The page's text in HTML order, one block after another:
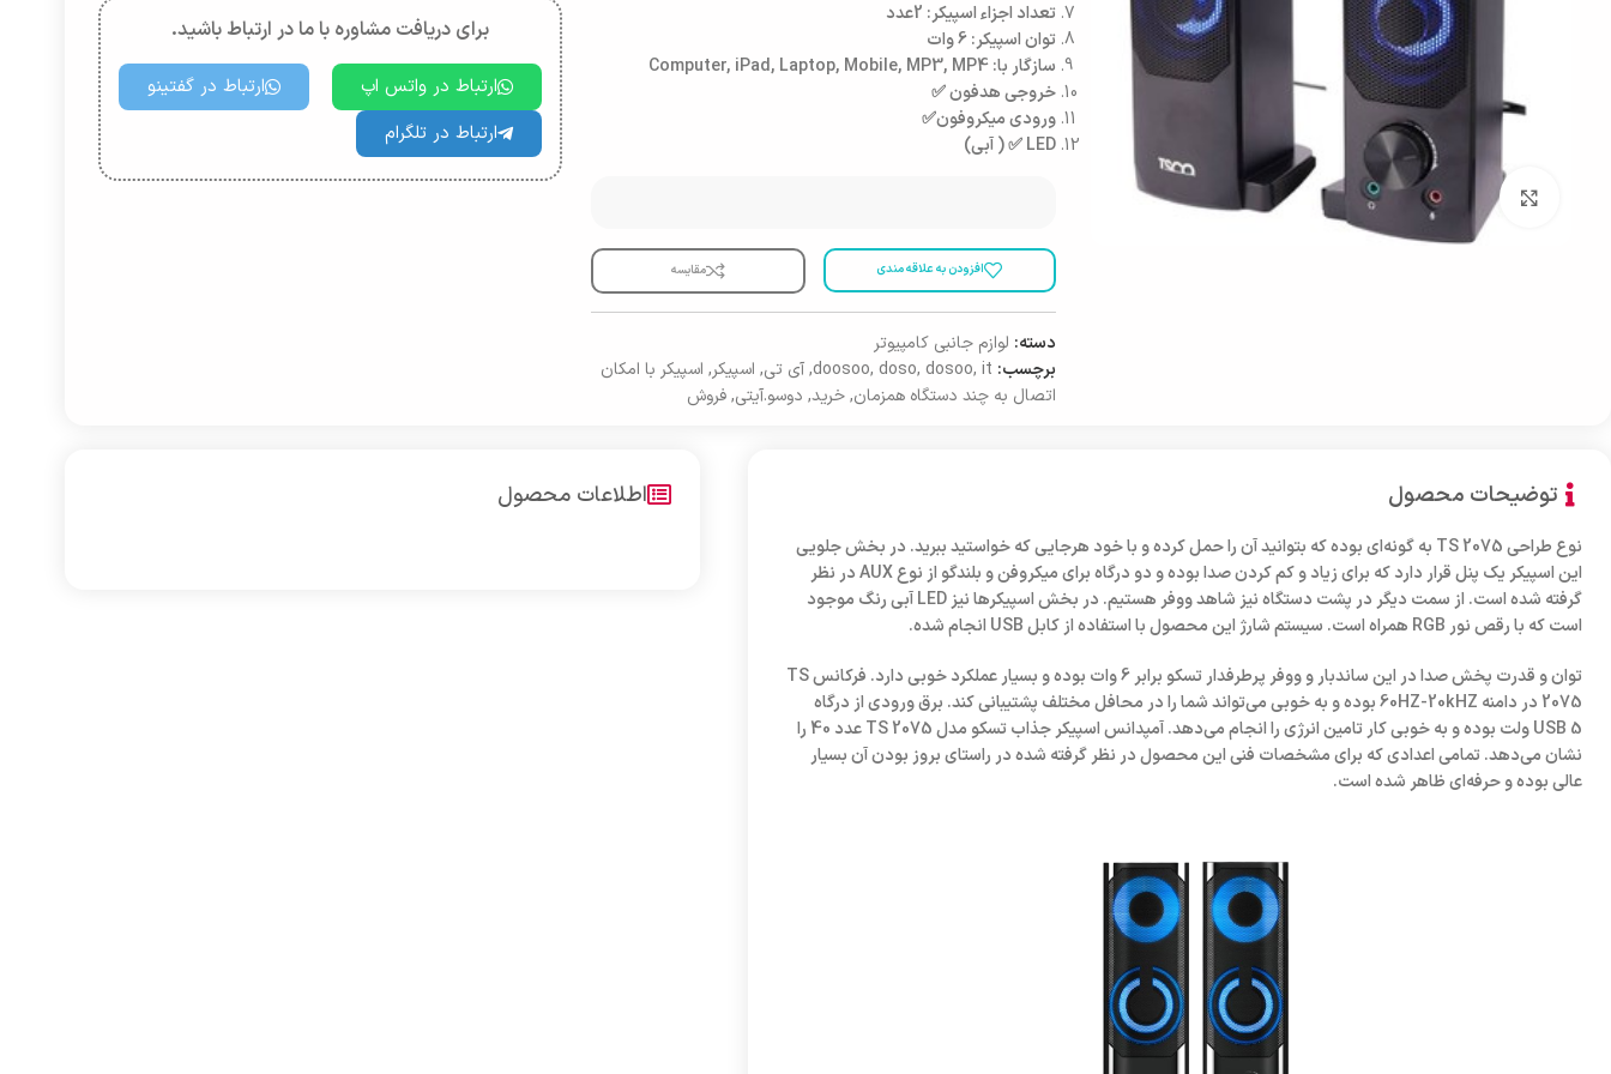
بزرگنمایی تصویر
تعداد اجزاء اسپیکر: 2عدد
توان اسپیکر: 6 وات
سازگار با: Computer, iPad, Laptop, Mobile, MP3, MP4
خروجی هدفون ✅
ورودی میکروفون✅
LED ✅ ( آبی)
افزودن به علاقه مندی مقایسه
دسته: لوازم جانبی کامپیوتر
برچسب:
doosoo, doso, dosoo, it
, آی تی, اسپیکر, اسپیکر با امکان
اتصال به چند دستگاه همزمان, خرید, دوسو.آیتی, فروش
برای دریافت مشاوره با ما در ارتباط باشید.
ارتباط در واتس اپ
ارتباط در گفتینو
ارتباط در تلگرام
توضیحات محصول
نوع طراحی TS 2075 به گونه‌ای بوده که بتوانید آن را حمل کرده و با خود هرجایی که خواستید ببرید. در بخش جلویی
این اسپیکر یک پنل قرار دارد که برای زیاد و کم کردن صدا بوده و دو درگاه برای میکروفن و بلندگو از نوع AUX در نظر
گرفته شده است. از سمت دیگر در پشت دستگاه نیز شاهد ووفر هستیم. در بخش اسپیکرها نیز LED آبی رنگ موجود
است که با رقص نور RGB همراه است. سیستم شارژ این محصول با استفاده از کابل USB انجام شده.
توان و قدرت پخش صدا در این ساندبار و ووفر پرطرفدار تسکو برابر 6 وات بوده و بسیار عملکرد خوبی دارد. فرکانس TS
2075 در دامنه 60HZ-20kHZ بوده و به خوبی می‌تواند شما را در محافل مختلف پشتیبانی کند. برق ورودی از درگاه
USB 5 ولت بوده و به خوبی کار تامین انرژی را انجام می‌دهد. آمپدانس اسپیکر جذاب تسکو مدل TS 2075 عدد 40 را
نشان می‌دهد. تمامی اعدادی که برای مشخصات فنی این محصول در نظر گرفته شده در راستای بروز بودن آن بسیار
عالی بوده و حرفه‌ای ظاهر شده است.
اطلاعات محصول